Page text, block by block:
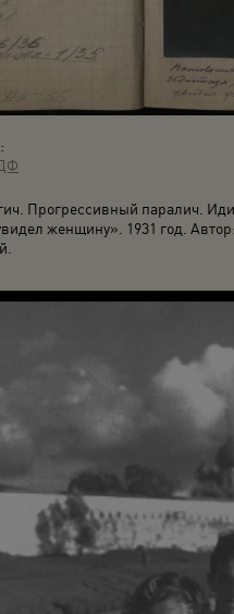
Прогрессивный паралич.
женщину». 1931 год.